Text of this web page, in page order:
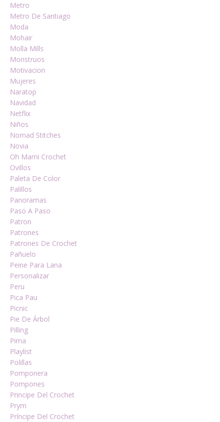
Metro
Metro De Santiago
Moda
Mohair
Molla Mills
Monstruos
Motivacion
Mujeres
Naratop
Navidad
Netflix
Niños
Nomad Stitches
Novia
Oh Mami Crochet
Ovillos
Paleta De Color
Palillos
Panoramas
Paso A Paso
Patron
Patrones
Patrones De Crochet
Pañuelo
Peine Para Lana
Personalizar
Peru
Pica Pau
Picnic
Pie De Árbol
Pilling
Pima
Playlist
Polillas
Pomponera
Pompones
Principe Del Crochet
Prym
Príncipe Del Crochet